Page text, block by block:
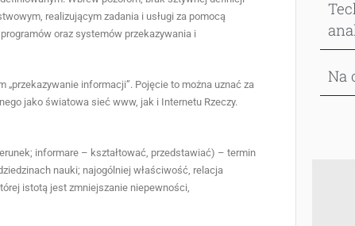
realizującym zadania i usługi za pomocą
oraz systemów przekazywania i
informacji”. Pojęcie to można uznać za
jako światowa sieć www, jak i Internetu Rzeczy.
informare – kształtować, przedstawiać) – termin
nauki; najogólniej właściwość, relacja
istotą jest zmniejszanie niepewności,
Na